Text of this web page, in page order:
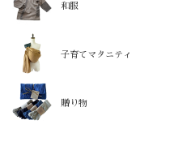
和服
子育てマタニティ
贈り物